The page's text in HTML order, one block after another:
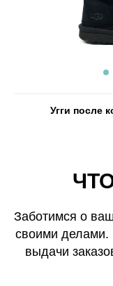
Угги после
Заботимся о
своими делами.
выдачи